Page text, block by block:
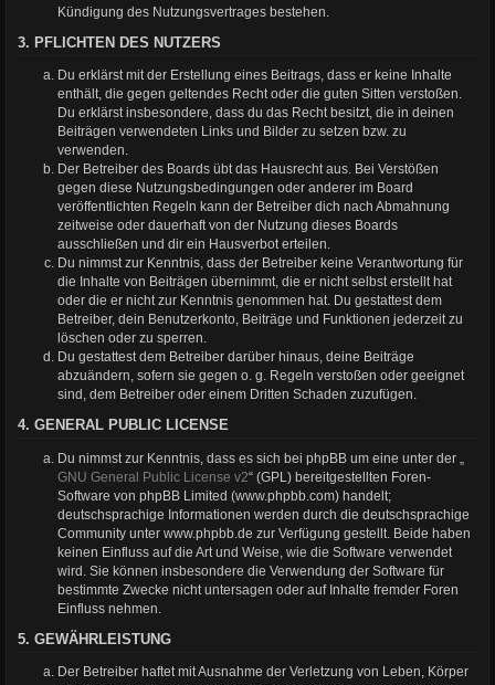
Kündigung des Nutzungsvertrages bestehen.
3. PFLICHTEN DES NUTZERS
Du erklärst mit der Erstellung eines Beitrags, dass er keine Inhalte
enthält, die gegen geltendes Recht oder die guten Sitten verstoßen.
Du erklärst insbesondere, dass du das Recht besitzt, die in deinen
Beiträgen verwendeten Links und Bilder zu setzen bzw. zu
verwenden.
Der Betreiber des Boards übt das Hausrecht aus. Bei Verstößen
gegen diese Nutzungsbedingungen oder anderer im Board
veröffentlichten Regeln kann der Betreiber dich nach Abmahnung
zeitweise oder dauerhaft von der Nutzung dieses Boards
ausschließen und dir ein Hausverbot erteilen.
Du nimmst zur Kenntnis, dass der Betreiber keine Verantwortung für
die Inhalte von Beiträgen übernimmt, die er nicht selbst erstellt hat
oder die er nicht zur Kenntnis genommen hat. Du gestattest dem
Betreiber, dein Benutzerkonto, Beiträge und Funktionen jederzeit zu
löschen oder zu sperren.
Du gestattest dem Betreiber darüber hinaus, deine Beiträge
abzuändern, sofern sie gegen o. g. Regeln verstoßen oder geeignet
sind, dem Betreiber oder einem Dritten Schaden zuzufügen.
4. GENERAL PUBLIC LICENSE
Du nimmst zur Kenntnis, dass es sich bei phpBB um eine unter der „
GNU General Public License v2“ (GPL) bereitgestellten Foren-
Software von phpBB Limited (www.phpbb.com) handelt;
deutschsprachige Informationen werden durch die deutschsprachige
Community unter www.phpbb.de zur Verfügung gestellt. Beide haben
keinen Einfluss auf die Art und Weise, wie die Software verwendet
wird. Sie können insbesondere die Verwendung der Software für
bestimmte Zwecke nicht untersagen oder auf Inhalte fremder Foren
Einfluss nehmen.
5. GEWÄHRLEISTUNG
Der Betreiber haftet mit Ausnahme der Verletzung von Leben, Körper